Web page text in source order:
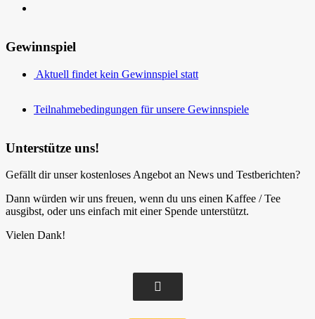
Gewinnspiel
Aktuell findet kein Gewinnspiel statt
Teilnahmebedingungen für unsere Gewinnspiele
Unterstütze uns!
Gefällt dir unser kostenloses Angebot an News und Testberichten?
Dann würden wir uns freuen, wenn du uns einen Kaffee / Tee
ausgibst, oder uns einfach mit einer Spende unterstützt.
Vielen Dank!